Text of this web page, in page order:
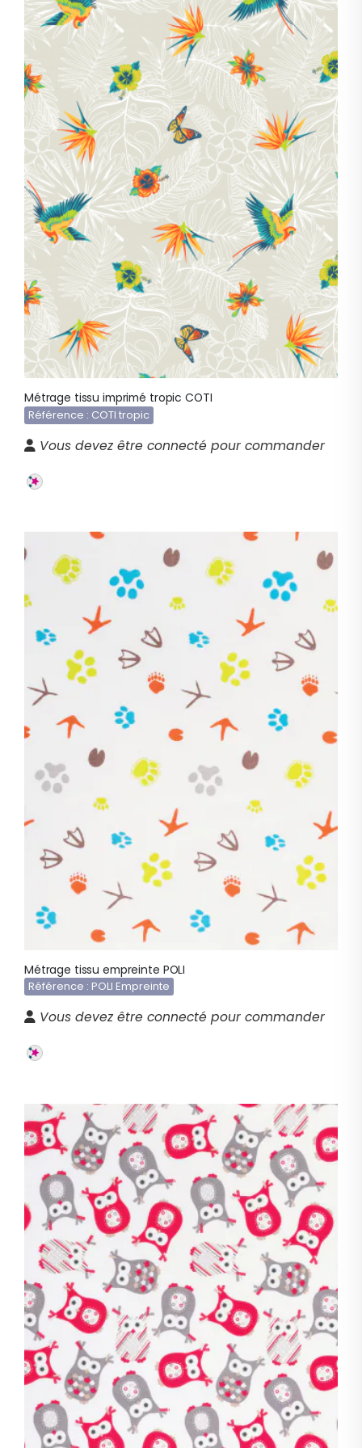
Métrage tissu imprimé tropic COTI
Référence : COTI tropic
Vous devez être connecté pour commander
Métrage tissu empreinte POLI
Référence : POLI Empreinte
Vous devez être connecté pour commander